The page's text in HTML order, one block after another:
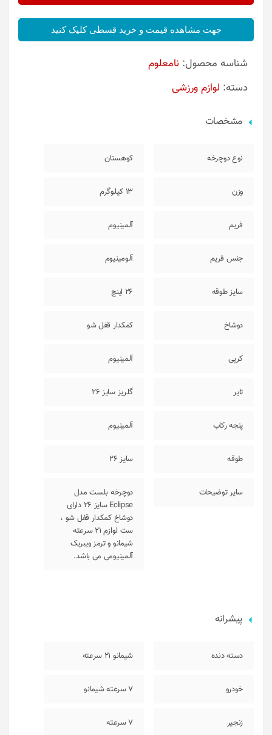
جهت مشاهده قیمت و خرید قسطی کلیک کنید
شناسه محصول: نامعلوم
دسته: لوازم ورزشی
مشخصات
نوع دوچرخه کوهستان
وزن 13 کیلوگرم
فریم آلمینیوم
جنس فریم آلومینیوم
سایز طوقه 26 اینچ
دوشاخ کمکدار قفل شو
کرپی آلمینیوم
تایر گلریز سایز 26
پنجه رکاب آلمینیوم
طوقه سایز 26
سایر توضیحات
دوچرخه بلست مدل
Eclipse سایز 26 دارای
دوشاخ کمکدار قفل شو ،
ست لوازم 21 سرعته
شیمانو و ترمز ویبریک
آلمینیومی می باشد.
پیشرانه
دسته دنده شیمانو 21 سرعته
خودرو 7 سرعته شیمانو
زنجیر 7 سرعته